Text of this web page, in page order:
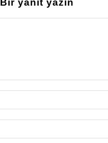
Bir yanıt yazın